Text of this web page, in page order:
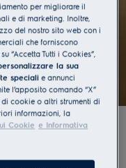
tua
per migliorare il
e di marketing. Inoltre,
del nostro sito web con i
che forniscono
“Accetta Tutti i Cookies”,
la sua
speciali e annunci
l’apposito comando “X”
cookie o altri strumenti di
informazioni, la
Cookie e Informativa